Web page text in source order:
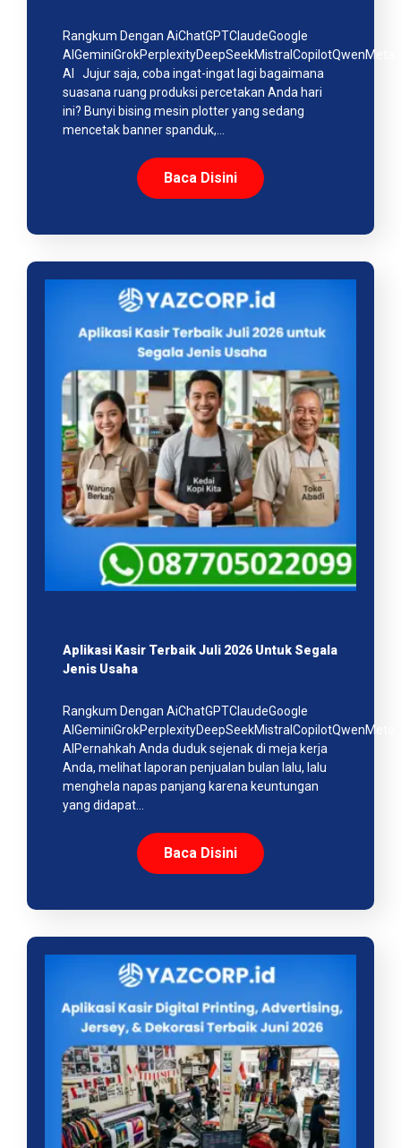
Rangkum Dengan AiChatGPTClaudeGoogle
AIGeminiGrokPerplexityDeepSeekMistralCopilotQwenMeta
AI Jujur saja, coba ingat-ingat lagi bagaimana
suasana ruang produksi percetakan Anda hari
ini? Bunyi bising mesin plotter yang sedang
mencetak banner spanduk,…
Baca Disini
Aplikasi Kasir Terbaik Juli 2026 Untuk Segala
Jenis Usaha
Rangkum Dengan AiChatGPTClaudeGoogle
AIGeminiGrokPerplexityDeepSeekMistralCopilotQwenMeta
AIPernahkah Anda duduk sejenak di meja kerja
Anda, melihat laporan penjualan bulan lalu, lalu
menghela napas panjang karena keuntungan
yang didapat…
Baca Disini